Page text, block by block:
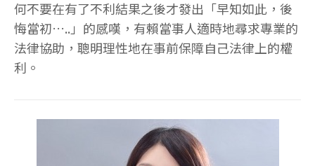
何不要在有了不利結果之後才發出「早知如此，後
悔當初…..」的感嘆，有賴當事人適時地尋求專業的
法律協助，聰明理性地在事前保障自己法律上的權
利。